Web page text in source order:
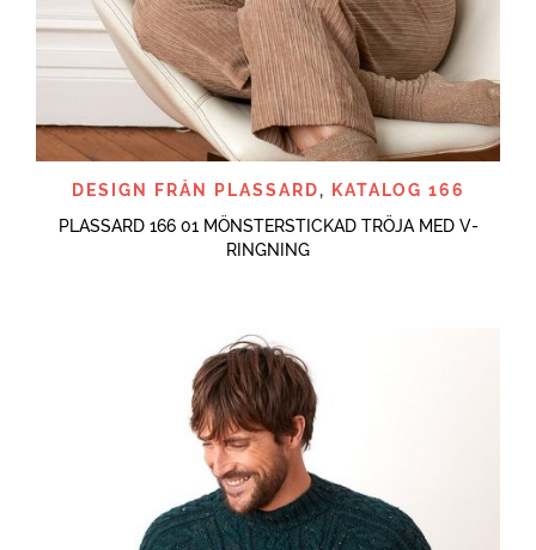
DESIGN FRÅN PLASSARD,
KATALOG 166
PLASSARD 166 01 MÖNSTERSTICKAD TRÖJA MED V-
RINGNING